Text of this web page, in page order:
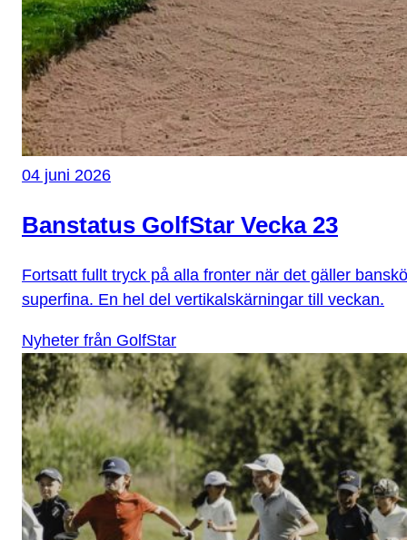
04 juni 2026
Banstatus GolfStar Vecka 23
Fortsatt fullt tryck på alla fronter när det gäller
superfina. En hel del vertikalskärningar till veckan.
Nyheter från GolfStar